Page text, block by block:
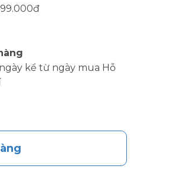
kể từ ngày mua Hỗ